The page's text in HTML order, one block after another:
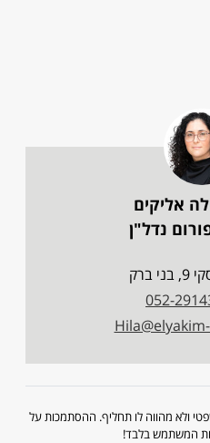
אליקים
נדל"ן
ברק
052-
ולא מהווה לו תחליף. ההסתמכות על
המשתמש בלבד!